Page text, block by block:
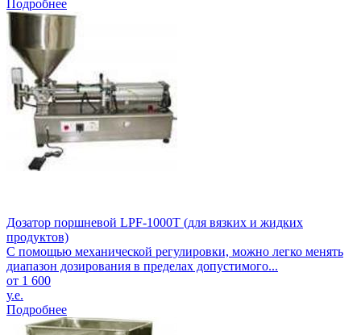
Подробнее
Дозатор поршневой LPF-1000T (для вязких и жидких
продуктов)
С помощью механической регулировки, можно легко менять
диапазон дозирования в пределах допустимого...
от 1 600
у.е.
Подробнее